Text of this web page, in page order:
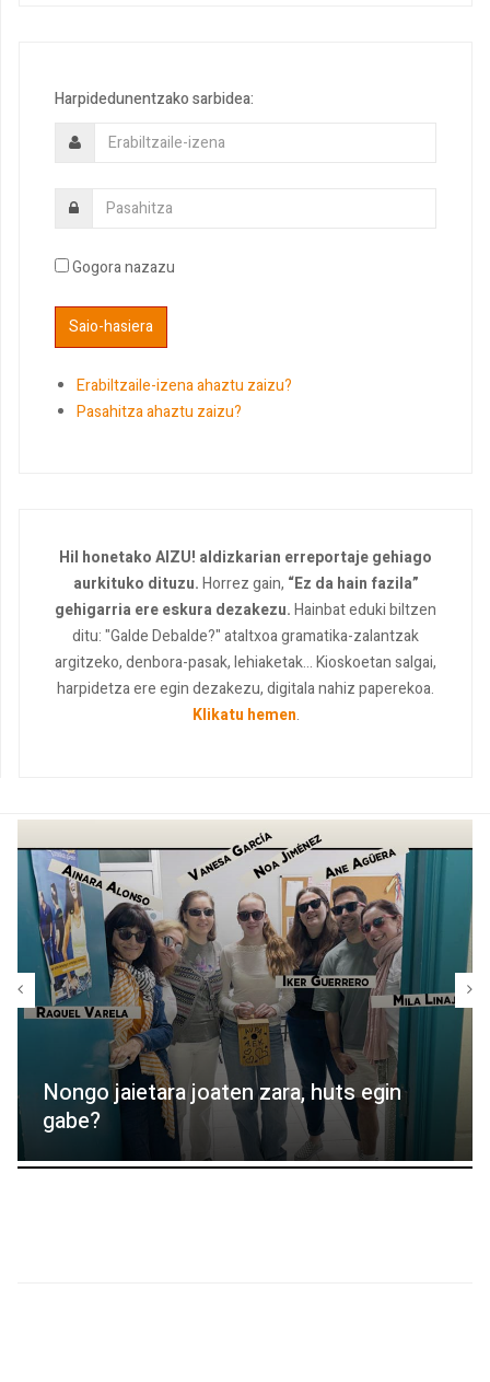
Harpidedunentzako sarbidea:
Gogora nazazu
Erabiltzaile-izena ahaztu zaizu?
Pasahitza ahaztu zaizu?
Hil honetako AIZU! aldizkarian erreportaje gehiago
aurkituko dituzu.Horrez gain, “Ez da hain fazila”
gehigarria ere eskura dezakezu.Hainbat eduki biltzen
ditu: "Galde Debalde?" ataltxoa gramatika-zalantzak
argitzeko, denbora-pasak, lehiaketak... Kioskoetan salgai,
harpidetza ere egin dezakezu, digitala nahiz paperekoa.
Klikatu hemen.
Nongo jaietara joaten zara, huts egin
gabe?